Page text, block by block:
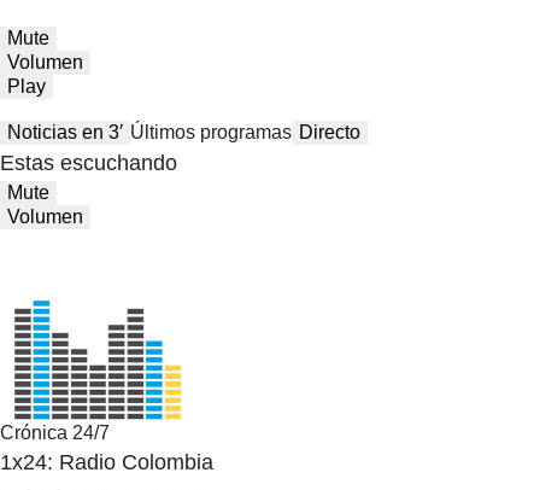
Mute
Volumen
Play
Noticias en 3′ Últimos programas Directo
Estas escuchando
Mute
Volumen
Crónica 24/7
1x24: Radio Colombia